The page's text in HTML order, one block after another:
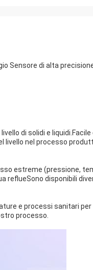
Sensore di alta
di solidi e
livello nel processo
estreme (pressione,
reflueSono disponibili
e processi sanitari per
processo.